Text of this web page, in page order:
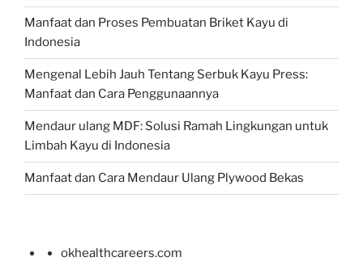
Manfaat dan Proses Pembuatan Briket Kayu di
Indonesia
Mengenal Lebih Jauh Tentang Serbuk Kayu Press:
Manfaat dan Cara Penggunaannya
Mendaur ulang MDF: Solusi Ramah Lingkungan untuk
Limbah Kayu di Indonesia
Manfaat dan Cara Mendaur Ulang Plywood Bekas
okhealthcareers.com